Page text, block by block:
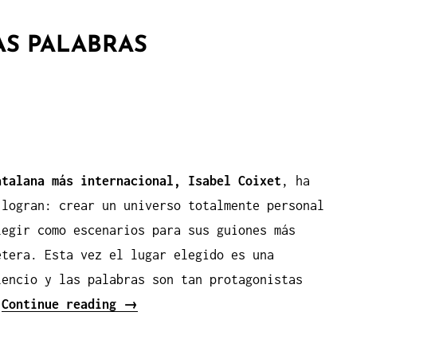
PALABRAS
más internacional, Isabel Coixet , ha
crear un universo totalmente personal
como escenarios para sus guiones más
Esta vez el lugar elegido es una
y las palabras son tan protagonistas
Continue reading «La
→